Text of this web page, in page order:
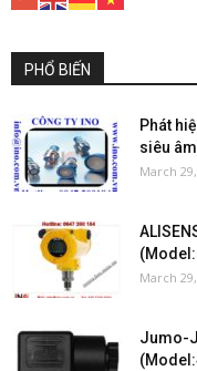
PHỔ BIẾN
Phát
siêu
March
March
Jumo-